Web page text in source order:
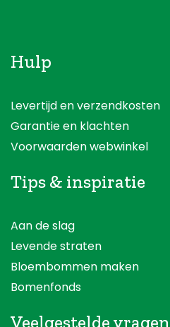
Hulp
Levertijd en verzendkosten
Garantie en klachten
Voorwaarden webwinkel
Tips & inspiratie
Aan de slag
Levende straten
Bloembommen maken
Bomenfonds
Veelgestelde vragen